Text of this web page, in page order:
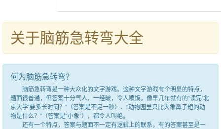
关于脑筋急转弯大全
何为脑筋急转弯？
脑筋急转弯是一种大众化的文字游戏。这种文字游戏有个明显的特点，
题面很普通，但答案十分气人，一经破，令人喷饭。像早几年就有的“读完‘北
京大学’要多长时间？”（答案是不足一秒）、“动物园里只比大象鼻子短的动
物是什么？”（答案是“小象”），都令人叫绝。
还有一个特点，答案与题面不一定有逻辑上的联系，有的答案甚至是一